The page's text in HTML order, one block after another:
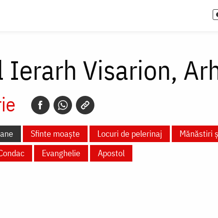
Ierarh Visarion,
Sfinte moaște Locuri de pelerinaj
Mănăstiri
Evanghelie Apostol